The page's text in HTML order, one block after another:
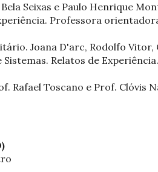
Seixas e Paulo Henrique
Professora
Joana D'arc, Rodolfo Vitor,
Relatos de
Rafael Toscano e Prof. Clóvis